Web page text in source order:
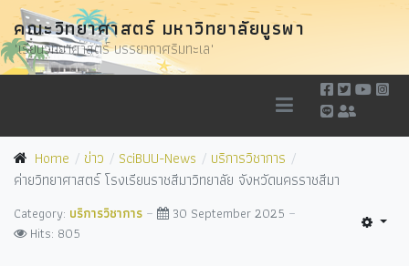
คณะวิทยาศาสตร์ มหาวิทยาลัยบูรพา
"เรียนวิทยาศาสตร์ บรรยากาศริมทะเล"
Home ข่าว SciBUU-News
บริการวิชาการ
ค่ายวิทยาศาสตร์ โรงเรียนราชสีมาวิทยาลัย จังหวัดนครราชสีมา
Category: บริการวิชาการ
30 September 2025
Hits: 805